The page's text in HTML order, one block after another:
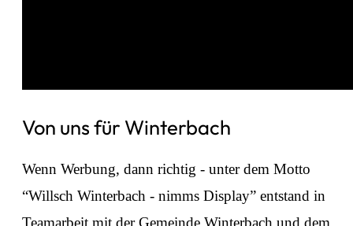
Von uns für Winterbach
Wenn Werbung, dann richtig - unter dem Motto
“Willsch Winterbach - nimms Display” entstand in
Teamarbeit mit derGemeinde Winterbach und dem